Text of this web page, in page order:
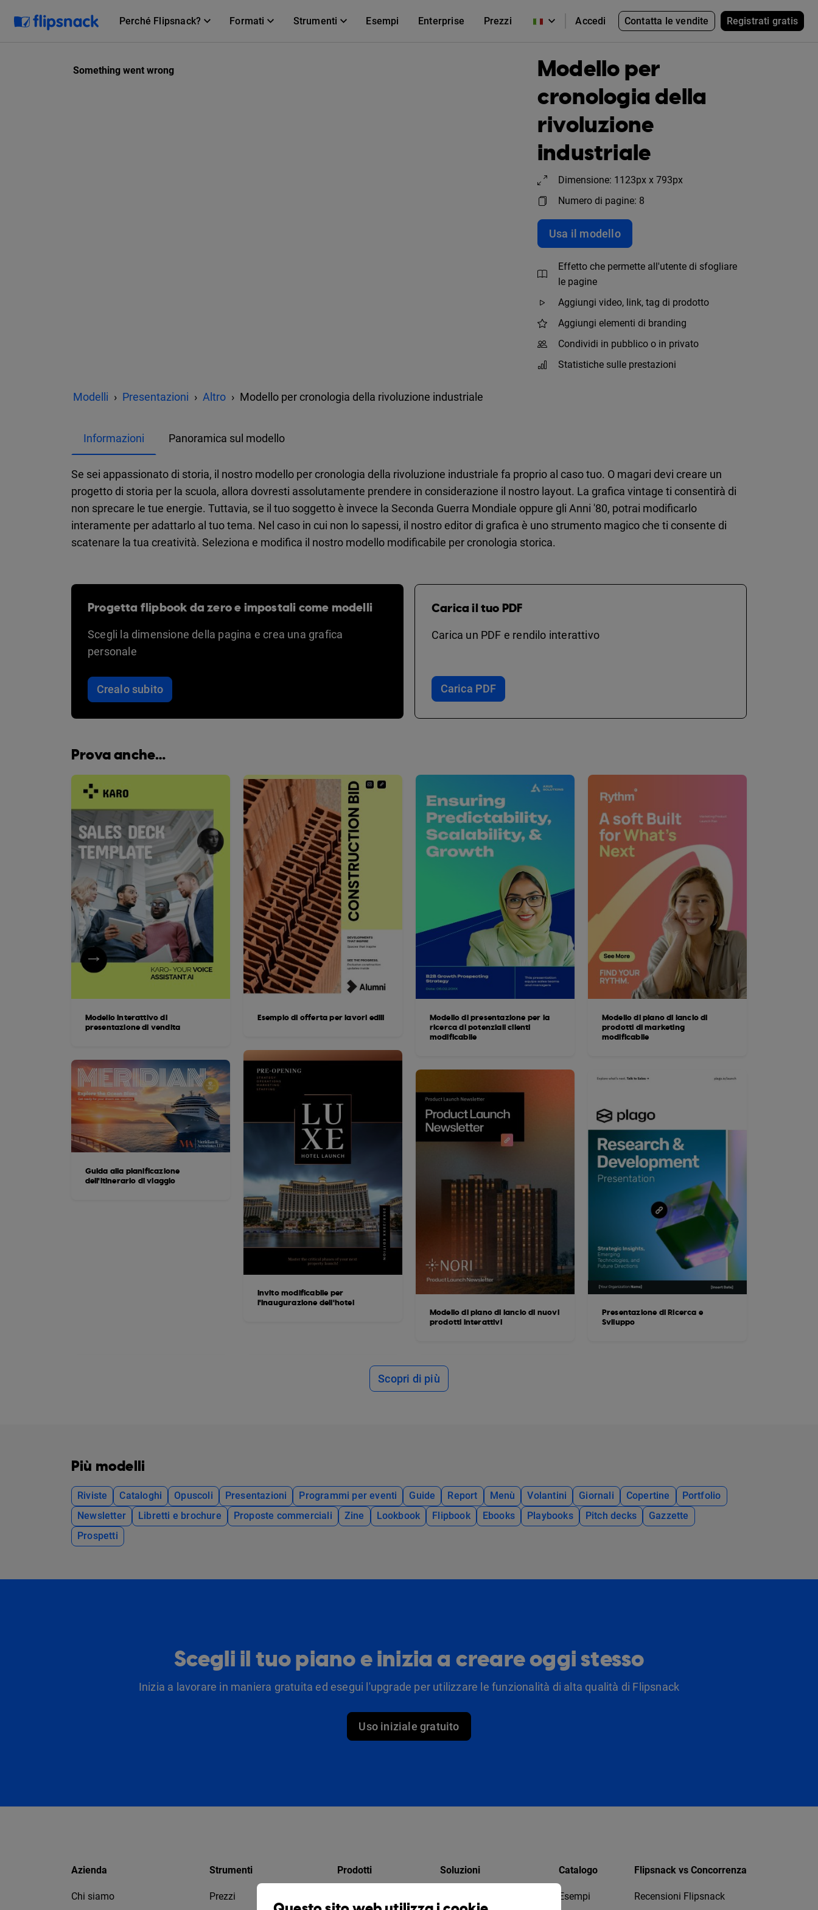
Perché Flipsnack? Formati Strumenti Esempi Enterprise Prezzi Accedi Contatta le vendite Registrati gratis
Modello per
cronologia della
rivoluzione
industriale
Dimensione: 1123px x 793px
Numero di pagine: 8
Usa il modello
Effetto che permette all'utente di sfogliare
le pagine
Aggiungi video, link, tag di prodotto
Aggiungi elementi di branding
Condividi in pubblico o in privato
Statistiche sulle prestazioni
Modelli Presentazioni Altro Modello per cronologia della rivoluzione industriale
Informazioni Panoramica sul modello
Se sei appassionato di storia, il nostro modello per cronologia della rivoluzione industriale fa proprio al caso tuo. O magari devi creare un
progetto di storia per la scuola, allora dovresti assolutamente prendere in considerazione il nostro layout. La grafica vintage ti consentirà di
non sprecare le tue energie. Tuttavia, se il tuo soggetto è invece la Seconda Guerra Mondiale oppure gli Anni '80, potrai modificarlo
interamente per adattarlo al tuo tema. Nel caso in cui non lo sapessi, il nostro editor di grafica è uno strumento magico che ti consente di
scatenare la tua creatività. Seleziona e modifica il nostro modello modificabile per cronologia storica.
Progetta flipbook da zero e impostali come modelli
Scegli la dimensione della pagina e crea una grafica
personale
Crealo subito
Carica il tuo PDF
Carica un PDF e rendilo interattivo
Carica PDF
Prova anche…
Modello interattivo di
presentazione di vendita
Guida alla pianificazione
dell'itinerario di viaggio
Esempio di offerta per lavori edili
Invito modificabile per
l'inaugurazione dell'hotel
Modello di presentazione per la
ricerca di potenziali clienti
modificabile
Modello di piano di lancio di nuovi
prodotti interattivi
Modello di piano di lancio di
prodotti di marketing
modificabile
Presentazione di Ricerca e
Sviluppo
Scopri di più
Più modelli
Riviste Cataloghi Opuscoli Presentazioni Programmi per eventi Guide Report Menù Volantini Giornali Copertine
Portfolio
Newsletter
Libretti e brochure Proposte commerciali Zine Lookbook Flipbook Ebooks Playbooks Pitch decks
Gazzette
Prospetti
Scegli il tuo piano e inizia a creare oggi stesso
Inizia a lavorare in maniera gratuita ed esegui l'upgrade per utilizzare le funzionalità di alta qualità di Flipsnack
Uso iniziale gratuito
Azienda
Chi siamo
Strumenti
Prezzi
Prodotti Soluzioni Catalogo
Esempi
Flipsnack vs Concorrenza
Recensioni Flipsnack